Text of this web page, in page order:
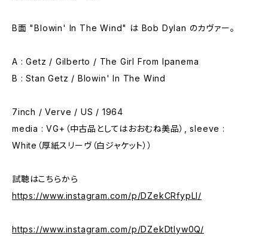
B面 "Blowin' In The Wind" は Bob Dylan のカヴァー。
A : Getz / Gilberto / The Girl From Ipanema
B : Stan Getz / Blowin' In The Wind
7inch / Verve / US / 1964
media : VG+（中古品としてはおおむね美品）, sleeve :
White（厚紙スリーヴ（白ジャケット））
試聴はこちらから
https://www.instagram.com/p/DZekCRfypLl/
https://www.instagram.com/p/DZekDtIyw0Q/